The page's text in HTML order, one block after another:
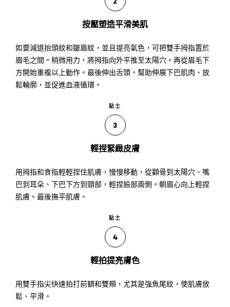
按壓塑造平滑美肌
如要減退抬頭紋和皺眉紋，並且提亮氣色，可把雙手拇指置於
眉毛之間。稍微用力，將拇指向外平推至太陽穴。再從眉毛下
方開始重複以上動作。最後伸出舌頭，幫助伸展下巴肌肉、放
鬆輪廓，並促進血液循環。
貼士
3
輕捏緊緻皮膚
用拇指和食指輕輕捏住肌膚，慢慢移動，從顴骨到太陽穴、嘴
巴到耳朵、下巴下方到頸部，輕捏臉部兩側。朝眉心向上輕捏
肌膚。最後撫平肌膚。
貼士
4
輕拍提亮膚色
用雙手指尖快速拍打前額和雙頰，尤其是強魚尾紋，使肌膚放
鬆、平滑。